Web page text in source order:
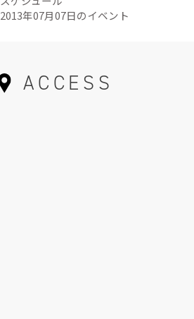
2013年07月07日のイベント
ACCESS